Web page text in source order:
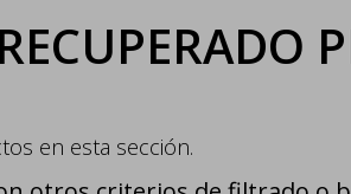
en esta sección.